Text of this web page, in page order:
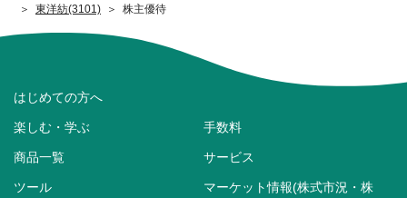
東洋紡(3101)
株主優待
はじめての方へ
楽しむ・学ぶ 手数料
商品一覧 サービス
ツール
マーケット情報(株式市況・株